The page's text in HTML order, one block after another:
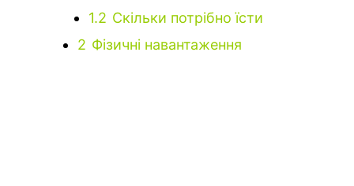
1.2 Скільки потрібно їсти
2 Фізичні навантаження